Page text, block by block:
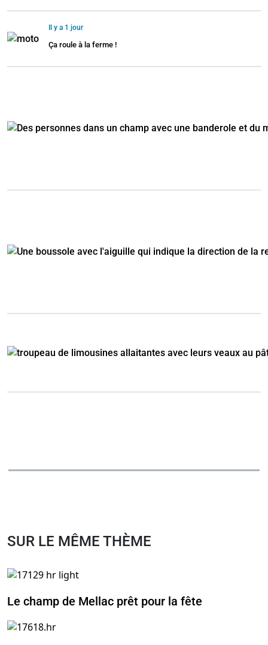
Il y a 1 jour
Ça roule à la ferme !
SUR LE MÊME THÈME
Le champ de Mellac prêt pour la fête